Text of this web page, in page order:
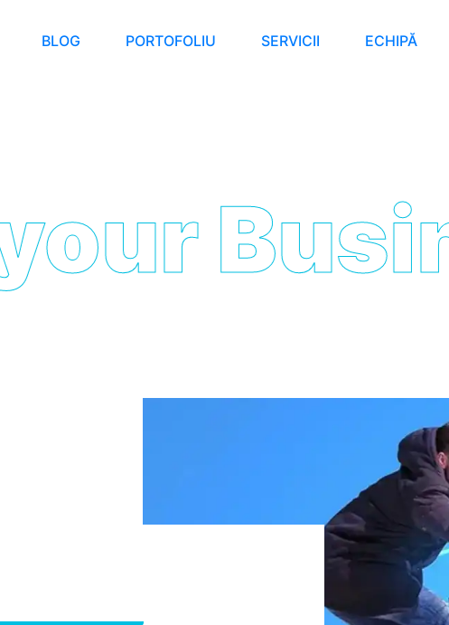
BLOG PORTOFOLIU SERVICII ECHIPĂ